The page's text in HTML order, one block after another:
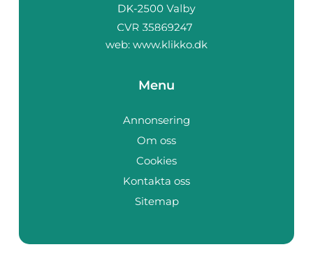
web: www.klikko.dk
Menu
Annonsering
Om oss
Cookies
Kontakta oss
Sitemap